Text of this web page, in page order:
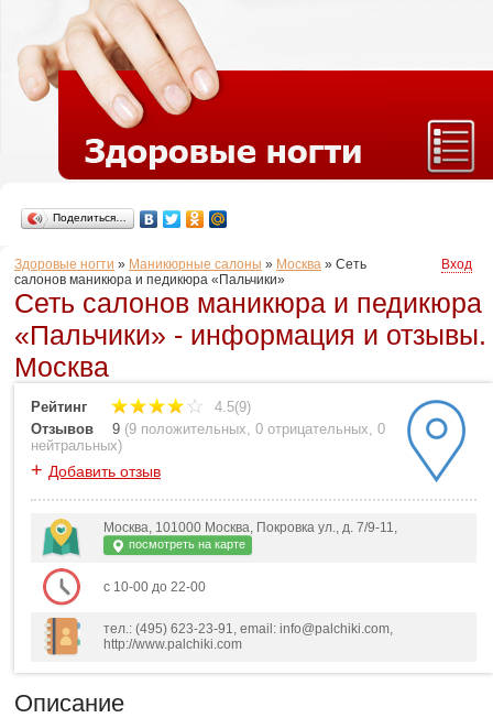
Поделиться…
Здоровые ногти » Маникюрные салоны » Москва » Сеть
салонов маникюра и педикюра «Пальчики»
Вход
Сеть салонов маникюра и педикюра
«Пальчики» - информация и отзывы.
Москва
Рейтинг
4.5(9)
Отзывов
9 (9 положительных, 0 отрицательных, 0
нейтральных)
+ Добавить отзыв
Москва, 101000 Москва, Покровка ул., д. 7/9-11,
посмотреть на карте
с 10-00 до 22-00
тел.: (495) 623-23-91, email: info@palchiki.com,
http://www.palchiki.com
Описание